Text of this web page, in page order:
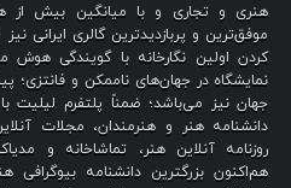
هنری و تجاری و با میانگین بیش از
موفق‌ترین و پربازدیدترین گالری ایرانی
کردن اولین نگارخانه با گویندگی هوش
نمایشگاه در جهان‌های ناممکن و فانتزی؛
جهان نیز می‌باشد؛ ضمناً پلتفرم لیلیت
دانشنامه هنر و هنرمندان، مجلات
روزنامه آنلاین هنر، تماشاخانه و
هم‌اکنون بزرگترین دانشنامه بیوگرافی